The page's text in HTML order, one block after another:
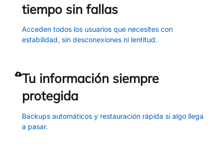
tiempo sin fallas
Acceden todos los usuarios que necesites con
estabilidad, sin desconexiones ni lentitud.
Tu información siempre
protegida
Backups automáticos y restauración rápida si algo llega
a pasar.